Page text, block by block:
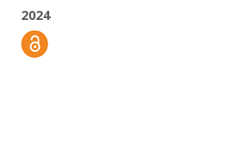
2024